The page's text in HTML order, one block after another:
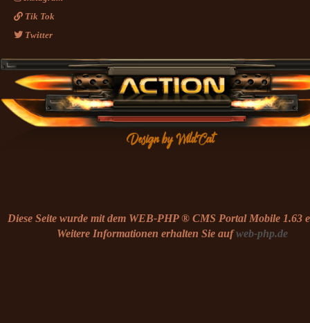
Tik Tok
Twitter
Diese Seite wurde mit dem WEB-PHP ® CMS Portal Mobile 1.63
Weitere Informationen erhalten Sie aufweb-php.de